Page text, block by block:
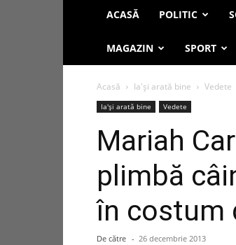
ACASĂ POLITIC
MAGAZIN SPORT
Acasă Ia'și arată bine Vedete
Ia'și arată bine Vedete
Mariah
plimbă
în costum
De către - 26 decembrie 2013